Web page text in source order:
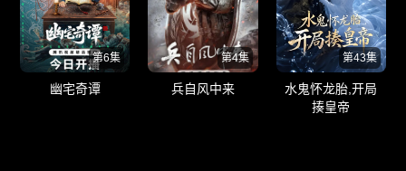
第6集
幽宅奇谭
第4集
兵自风中来
第43集
水鬼怀龙胎,开局
揍皇帝